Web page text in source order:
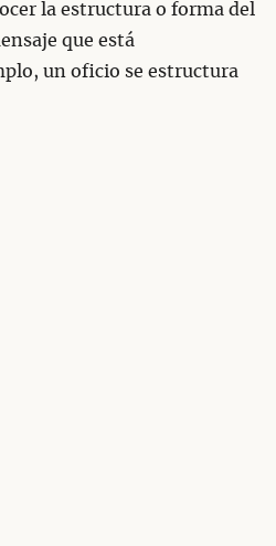
la estructura o forma del
que está
un oficio se estructura